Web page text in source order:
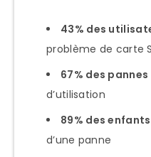
43% des
problème de carte
67% des pannes
d’utilisation
89% des enfants
d’une panne